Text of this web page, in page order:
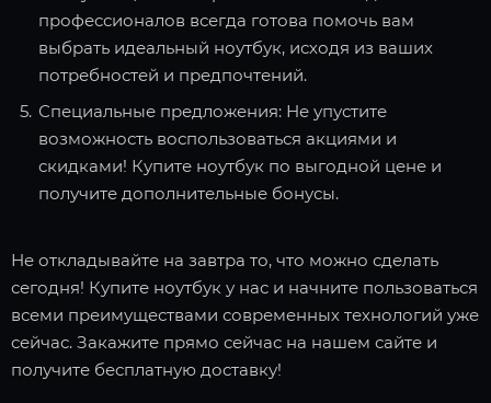
профессионалов всегда готова помочь вам
выбрать идеальный ноутбук, исходя из ваших
потребностей и предпочтений.
Специальные предложения: Не упустите
возможность воспользоваться акциями и
скидками! Купите ноутбук по выгодной цене и
получите дополнительные бонусы.
Не откладывайте на завтра то, что можно сделать
сегодня! Купите ноутбук у нас и начните пользоваться
всеми преимуществами современных технологий уже
сейчас. Закажите прямо сейчас на нашем сайте и
получите бесплатную доставку!